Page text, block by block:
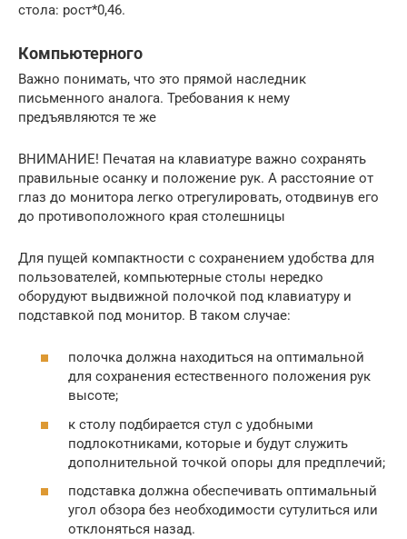
стола: рост*0,46.
Компьютерного
Важно понимать, что это прямой наследник
письменного аналога. Требования к нему
предъявляются те же
ВНИМАНИЕ! Печатая на клавиатуре важно сохранять
правильные осанку и положение рук. А расстояние от
глаз до монитора легко отрегулировать, отодвинув его
до противоположного края столешницы
Для пущей компактности с сохранением удобства для
пользователей, компьютерные столы нередко
оборудуют выдвижной полочкой под клавиатуру и
подставкой под монитор. В таком случае:
полочка должна находиться на оптимальной
для сохранения естественного положения рук
высоте;
к столу подбирается стул с удобными
подлокотниками, которые и будут служить
дополнительной точкой опоры для предплечий;
подставка должна обеспечивать оптимальный
угол обзора без необходимости сутулиться или
отклоняться назад.